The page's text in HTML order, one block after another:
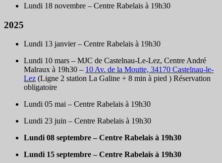
Lundi 18 novembre – Centre Rabelais à 19h30
2025
Lundi 13 janvier – Centre Rabelais à 19h30
Lundi 10 mars – MJC de Castelnau-Le-Lez, Centre André
Malraux à 19h30 – 10 Av. de la Moutte, 34170 Castelnau-le-
Lez (Ligne 2 station La Galine + 8 min à pied ) Réservation
obligatoire
Lundi 05 mai – Centre Rabelais à 19h30
Lundi 23 juin – Centre Rabelais à 19h30
Lundi 08 septembre – Centre Rabelais à 19h30
Lundi 15 septembre – Centre Rabelais à 19h30